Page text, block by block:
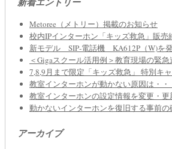
Metoree（メトリー）掲載のお知らせ
校内IPインターホン「キッズ救急」販売
新モデル SIP‐電話機 KA612P（W)を
＜Gigaスクール活用例＞教育現場の緊
7,8,9月まで限定「キッズ救急」 特別キ
教室インターホンが動かない原因は・・
教室インターホンの設定情報を変更・
動かないインターホンを復旧する事前の
アーカイブ